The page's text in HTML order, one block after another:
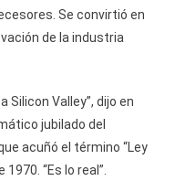
Se convirtió en
de la industria
Silicon Valley”, dijo en
jubilado del
acuñó el término “Ley
“Es lo real”.